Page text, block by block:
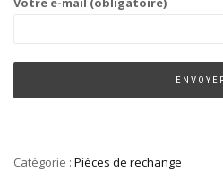
Catégorie : Pièces de rechange